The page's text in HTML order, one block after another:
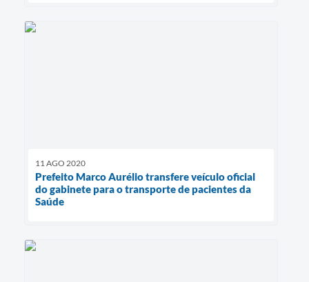
11 AGO 2020
Prefeito Marco Aurélio transfere veículo oficial
do gabinete para o transporte de pacientes da
Saúde